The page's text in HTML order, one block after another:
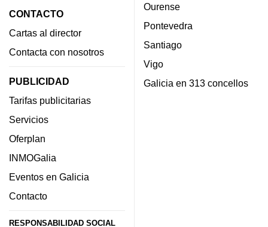
CONTACTO
Cartas al director
Contacta con nosotros
PUBLICIDAD
Tarifas publicitarias
Servicios
Oferplan
INMOGalia
Eventos en Galicia
Contacto
RESPONSABILIDAD SOCIAL
Ourense
Pontevedra
Santiago
Vigo
Galicia en 313 concellos